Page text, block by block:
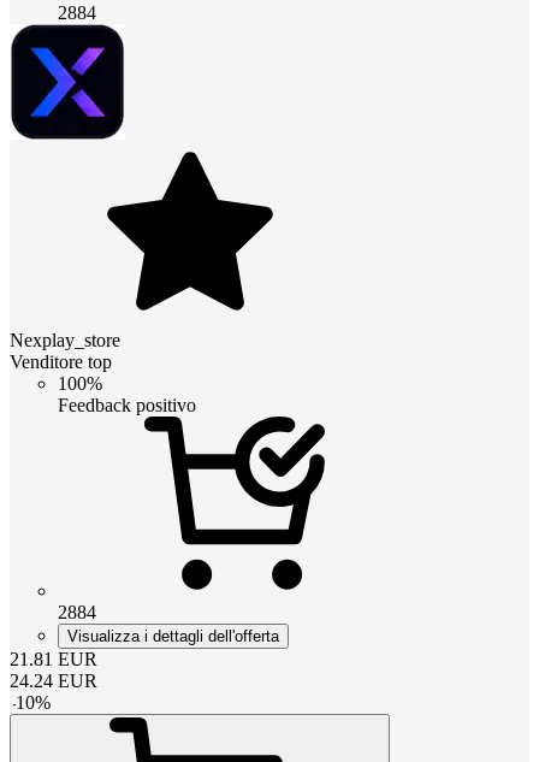
2884
Nexplay_store
Venditore top
100%
Feedback positivo
2884
Visualizza i dettagli dell'offerta
21.81 EUR
24.24 EUR
-10%